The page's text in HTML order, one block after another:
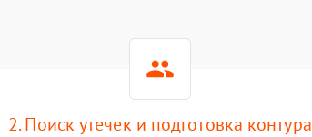
2. Поиск утечек и подготовка контура